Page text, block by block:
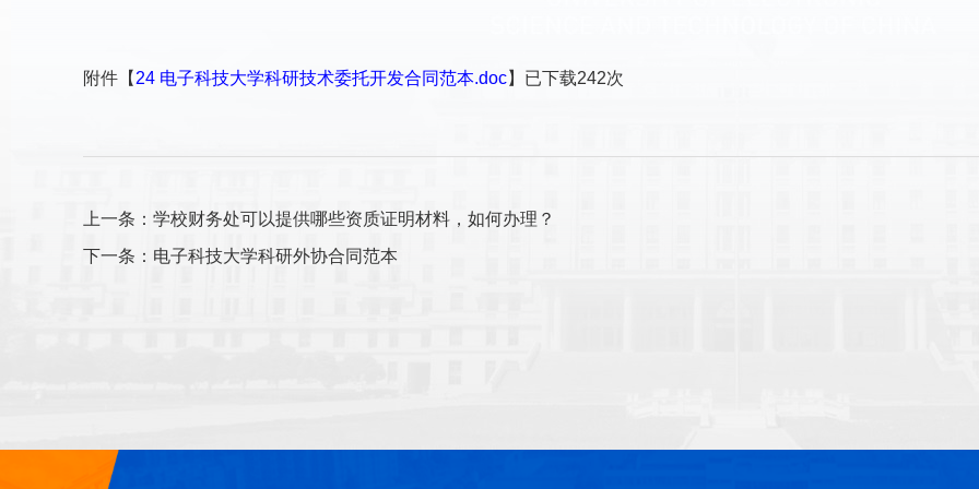
附件【 24 电子科技大学科研技术委托开发合同范本.doc】已下载242次
上一条：学校财务处可以提供哪些资质证明材料，如何办理？
下一条：电子科技大学科研外协合同范本